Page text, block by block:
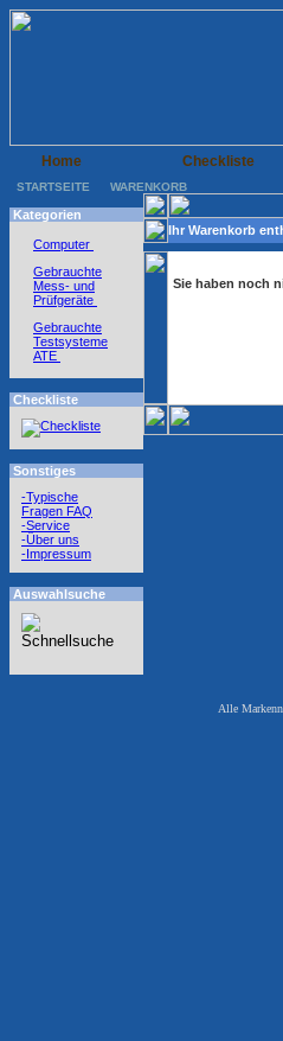
Home Checkliste
STARTSEITE WARENKORB
Kategorien
Computer
Gebrauchte
Mess- und
Prüfgeräte
Gebrauchte
Testsysteme
ATE
Checkliste
Sonstiges
-Typische
Fragen FAQ
-Service
-Über uns
-Impressum
Auswahlsuche
Ihr Warenkorb
Sie haben noch
Alle